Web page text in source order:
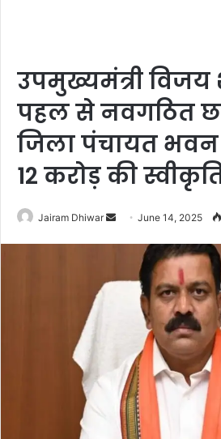
उपमुख्यमंत्री विजय
पहल से नवगठित
जिला पंचायत भवन
12 करोड़ की
Jairam Dhiwar
Send June 14, 2025